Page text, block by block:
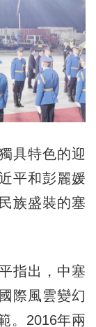
具特色的迎
平和彭麗媛
族盛裝的塞
指出，中塞
際風雲變幻
。2016年兩